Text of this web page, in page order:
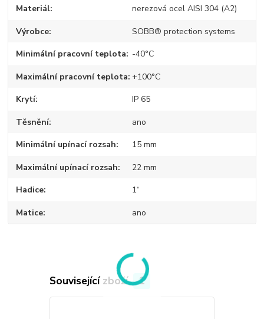
Materiál nerezová ocel AISI 304 (A2)
Výrobce SOBB® protection systems
Minimální pracovní teplota -40°C
Maximální pracovní teplota +100°C
Krytí IP 65
Těsnění ano
Minimální upínací rozsah 15 mm
Maximální upínací rozsah 22 mm
Hadice 1“
Matice ano
Související zboží 1